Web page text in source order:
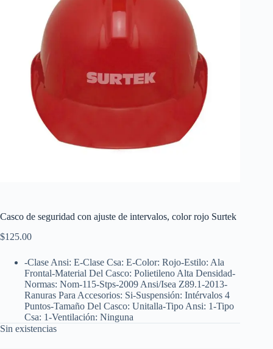
Casco de seguridad con ajuste de intervalos, color rojo Surtek
$125.00
-Clase Ansi: E-Clase Csa: E-Color: Rojo-Estilo: Ala
Frontal-Material Del Casco: Polietileno Alta Densidad-
Normas: Nom-115-Stps-2009 Ansi/Isea Z89.1-2013-
Ranuras Para Accesorios: Si-Suspensión: Intérvalos 4
Puntos-Tamaño Del Casco: Unitalla-Tipo Ansi: 1-Tipo
Csa: 1-Ventilación: Ninguna
Sin existencias